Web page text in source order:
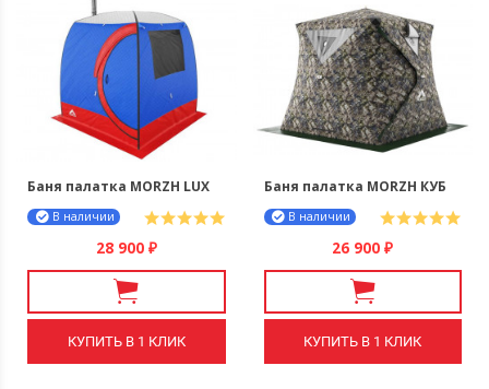
Баня палатка MORZH LUX
В наличии
28 900 ₽
КУПИТЬ В 1 КЛИК
Баня палатка MORZH КУБ
В наличии
26 900₽
КУПИТЬ В 1 КЛИК